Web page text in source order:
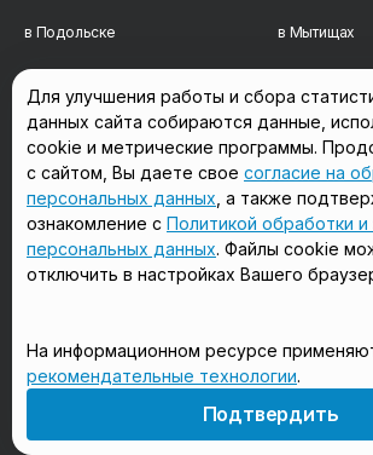
в Подольске в Мытищах
в Сергиевом Посаде в Люберцах
в Красногорске в Королёве
в Домодедово в Щёлково
Мы в соцсетях
Для улучшения работы и сбора
данных сайта собираются данные,
cookie и метрические программы.
с сайтом, Вы даете свое согласие на
персональных данных , а также
ознакомление с Политикой обработки
персональных данных. Файлы cookie
отключить в настройках Вашего
На информационном ресурсе
рекомендательные технологии.
Подтвердить